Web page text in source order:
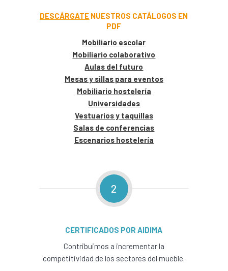
DESCÁRGATE NUESTROS CATÁLOGOS EN
PDF
Mobiliario escolar
Mobiliario colaborativo
Aulas del futuro
Mesas y sillas para eventos
Mobiliario hostelería
Universidades
Vestuarios y taquillas
Salas de conferencias
Escenarios hostelería
2
CERTIFICADOS POR AIDIMA
Contribuimos a incrementar la
competitividad de los sectores del mueble.